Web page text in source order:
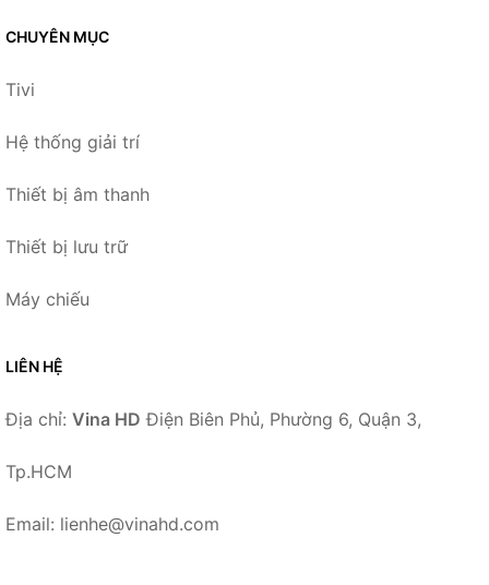
CHUYÊN MỤC
Tivi
Hệ thống giải trí
Thiết bị âm thanh
Thiết bị lưu trữ
Máy chiếu
LIÊN HỆ
Địa chỉ: Vina HD Điện Biên Phủ, Phường 6, Quận 3,
Tp.HCM
Email: lienhe@vinahd.com